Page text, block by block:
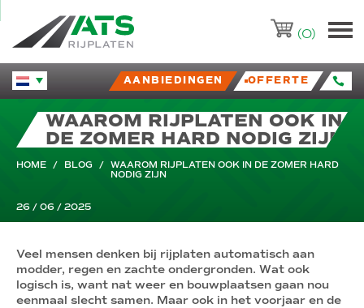
ATS-Trading.nl
(0)
Huidige taal veranderen.
AANBIEDINGEN OFFERTE
WAAROM RIJPLATEN OOK IN
DE ZOMER HARD NODIG ZIJN
HOME / BLOG /
WAAROM RIJPLATEN OOK IN DE ZOMER HARD
NODIG ZIJN
26 / 06 / 2025
Veel mensen denken bij rijplaten automatisch aan
modder, regen en zachte ondergronden. Wat ook
logisch is, want nat weer en bouwplaatsen gaan nou
eenmaal slecht samen. Maar ook in het voorjaar en de